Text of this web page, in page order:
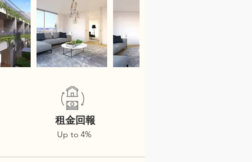
租金回報
Up to 4%